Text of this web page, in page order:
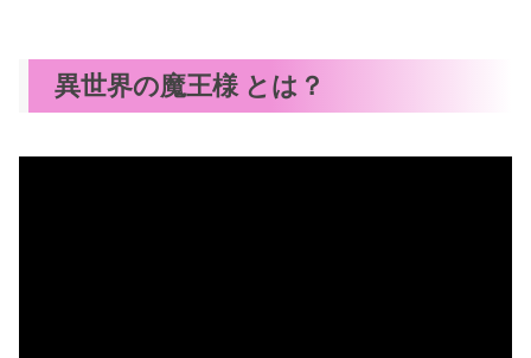
異世界の魔王様 とは？